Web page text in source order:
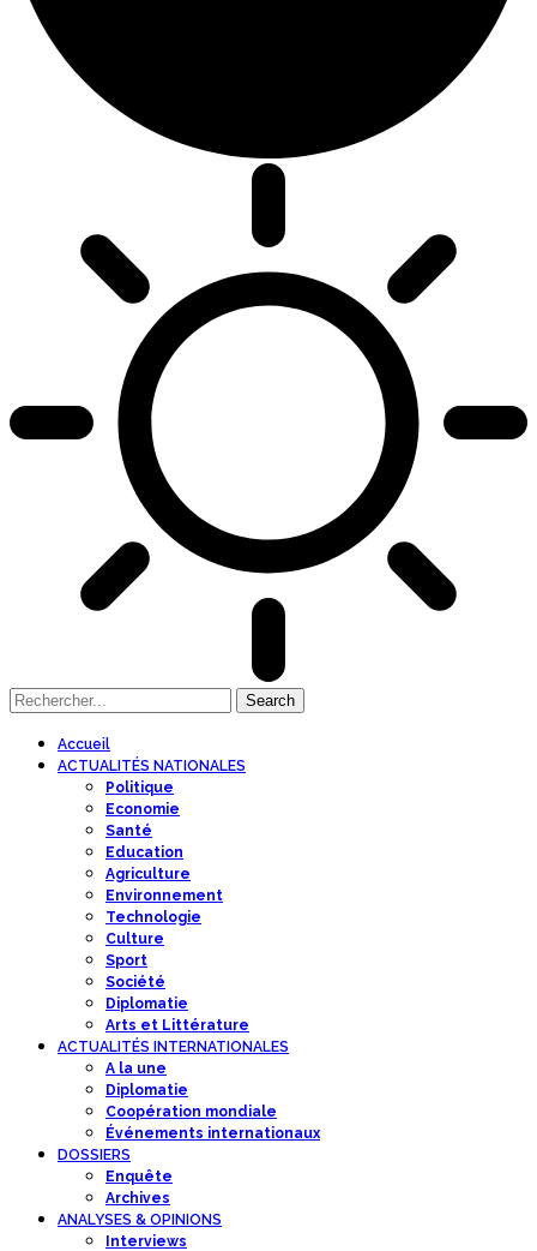
Accueil
ACTUALITÉS NATIONALES
Politique
Economie
Santé
Education
Agriculture
Environnement
Technologie
Culture
Sport
Société
Diplomatie
Arts et Littérature
ACTUALITÉS INTERNATIONALES
A la une
Diplomatie
Coopération mondiale
Événements internationaux
DOSSIERS
Enquête
Archives
ANALYSES & OPINIONS
Interviews